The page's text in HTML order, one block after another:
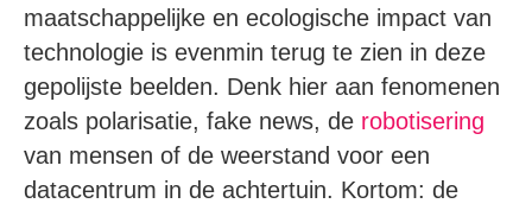
maatschappelijke en ecologische impact van
technologie is evenmin terug te zien in deze
gepolijste beelden. Denk hier aan fenomenen
zoals polarisatie, fake news, de robotisering
van mensen of de weerstand voor een
datacentrum in de achtertuin. Kortom: de